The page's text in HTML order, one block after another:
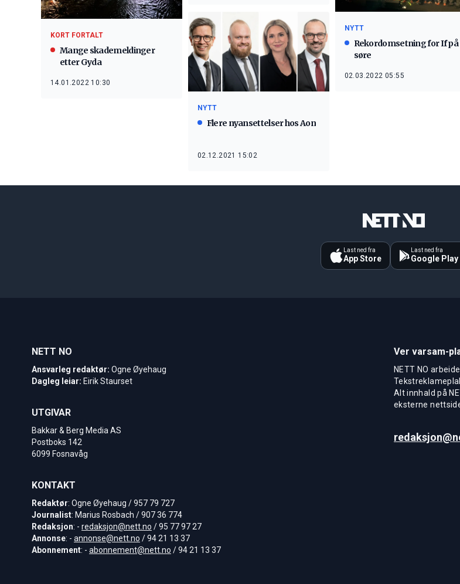
NYTT
Rekordomsetning for If på
søre
02.03.2022 05:55
KORT FORTALT
Mange skademeldinger
etter Gyda
14.01.2022 10:30
NYTT
Flere nyansettelser hos Aon
02.12.2021 15:02
Last ned fra
App Store
Last ned fra
Google Play
NETT NO
Ansvarleg redaktør: Ogne Øyehaug
Dagleg leiar: Eirik Staurset
UTGIVAR
Bakkar & Berg Media AS
Postboks 142
6099 Fosnavåg
KONTAKT
Redaktør: Ogne Øyehaug / 957 79 727
Journalist: Marius Rosbach / 907 36 774
Redaksjon: - redaksjon@nett.no / 95 77 97 27
Annonse: - annonse@nett.no / 94 21 13 37
Abonnement: - abonnement@nett.no / 94 21 13 37
Ver varsam-
NETT NO
Alt innhald på
eksterne